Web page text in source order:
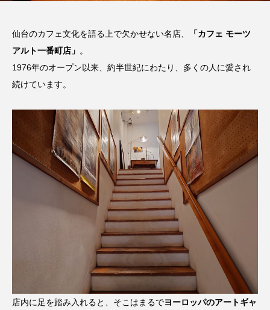
仙台のカフェ文化を語る上で欠かせない名店、
「カフェ モーツ
アルト一番町店」 。
1976年のオープン以来、約半世紀にわたり、多くの人に愛され
続けています。
店内に足を踏み入れると、そこはまるでヨーロッパのアートギャ